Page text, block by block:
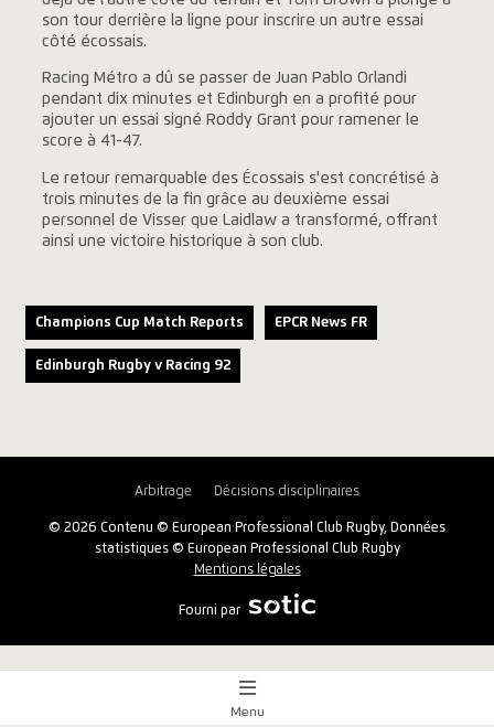
son tour derrière la ligne pour inscrire un autre essai
côté écossais.
Racing Métro a dû se passer de Juan Pablo Orlandi
pendant dix minutes et Edinburgh en a profité pour
ajouter un essai signé Roddy Grant pour ramener le
score à 41-47.
Le retour remarquable des Écossais s'est concrétisé à
trois minutes de la fin grâce au deuxième essai
personnel de Visser que Laidlaw a transformé, offrant
ainsi une victoire historique à son club.
Champions Cup Match Reports EPCR News FR
Edinburgh Rugby v Racing 92
Arbitrage Décisions disciplinaires
© 2026 Contenu © European Professional Club Rugby, Données
statistiques © European Professional Club Rugby
Mentions légales
Fourni par
Menu